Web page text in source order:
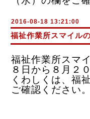
2016-08-18 13:21:00
福祉作業所スマイル
福祉作業所スマ
８日から８月２
くわしくは、福
ご確認ください。